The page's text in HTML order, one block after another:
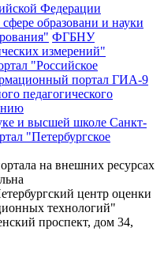
Федерации
образовани и науки
ФГБНУ
измерений"
"Российское
портал ГИА-9
педагогического
и высшей школе Санкт-
"Петербургское
на внешних ресурсах
центр оценки
технологий"
проспект, дом 34,